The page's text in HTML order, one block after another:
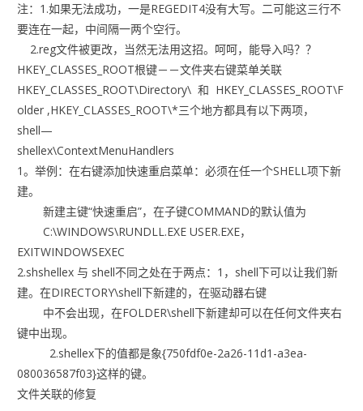
注：1.如果无法成功，一是REGEDIT4没有大写。二可能这三行不
要连在一起，中间隔一两个空行。
2.reg文件被更改，当然无法用这招。呵呵，能导入吗？？
HKEY_CLASSES_ROOT根键－－文件夹右键菜单关联
HKEY_CLASSES_ROOT\Directory\ 和 HKEY_CLASSES_ROOT\F
older ,HKEY_CLASSES_ROOT\*三个地方都具有以下两项，
shell—
shellex\ContextMenuHandlers
1。举例：在右键添加快速重启菜单：必须在任一个SHELL项下新
建。
新建主键“快速重启”，在子键COMMAND的默认值为
C:\WINDOWS\RUNDLL.EXE USER.EXE，
EXITWINDOWSEXEC
2.shshellex 与 shell不同之处在于两点：1，shell下可以让我们新
建。在DIRECTORY\shell下新建的，在驱动器右键
中不会出现，在FOLDER\shell下新建却可以在任何文件夹右
键中出现。
2.shellex下的值都是象{750fdf0e-2a26-11d1-a3ea-
080036587f03}这样的键。
文件关联的修复